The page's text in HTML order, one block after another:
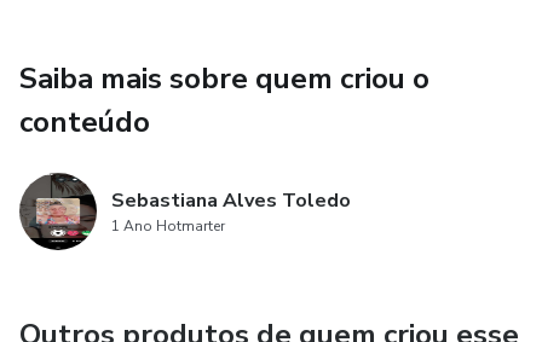
Saiba mais sobre quem criou o
conteúdo
Sebastiana Alves Toledo
1 Ano Hotmarter